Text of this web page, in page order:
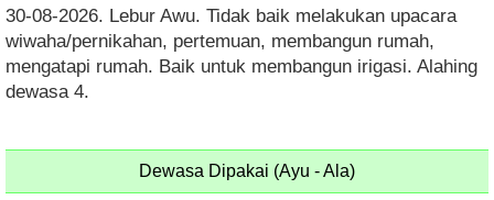
30-08-2026. Lebur Awu. Tidak baik melakukan upacara
wiwaha/pernikahan, pertemuan, membangun rumah,
mengatapi rumah. Baik untuk membangun irigasi. Alahing
dewasa 4.
Dewasa Dipakai (Ayu - Ala)